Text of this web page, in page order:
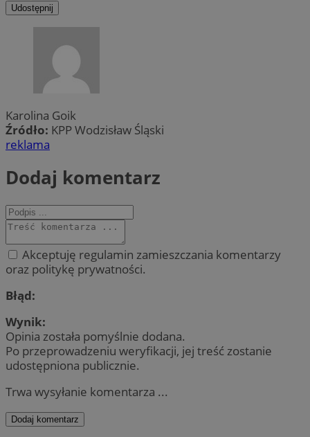
Udostępnij
Karolina Goik
Źródło: KPP Wodzisław Śląski
reklama
Dodaj komentarz
Akceptuję regulamin zamieszczania komentarzy
oraz politykę prywatności.
Błąd:
Wynik:
Opinia została pomyślnie dodana.
Po przeprowadzeniu weryfikacji, jej treść zostanie
udostępniona publicznie.
Trwa wysyłanie komentarza ...
Dodaj komentarz